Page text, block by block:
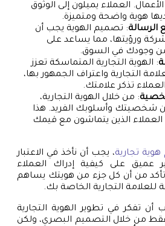
العملاء يميلون إلى الوثوق
هوية واضحة ومتميزة.
الرسالة: تصميم الهوية يجب أن
ورؤيتها، مما يساعد على
وجودك في السوق.
: الهوية التجارية المتماسكة تعزز
التجارية واعتراف الجمهور بها،
تذكر علامتك.
: من خلال الهوية التجارية،
شخصيتك وأسلوبك الفريد. هذا
الذين يتماشون مع قيمك
تجارية، يجب أن نأخذ في الاعتبار
عميق على كيفية إدراك العملاء
تأكد من أن كل جزء من هويتك يساهم
للعلامة التجارية الخاصة بك.
أن تفكر في تطوير الهوية التجارية
من خلال التصميم البصري، ولكن